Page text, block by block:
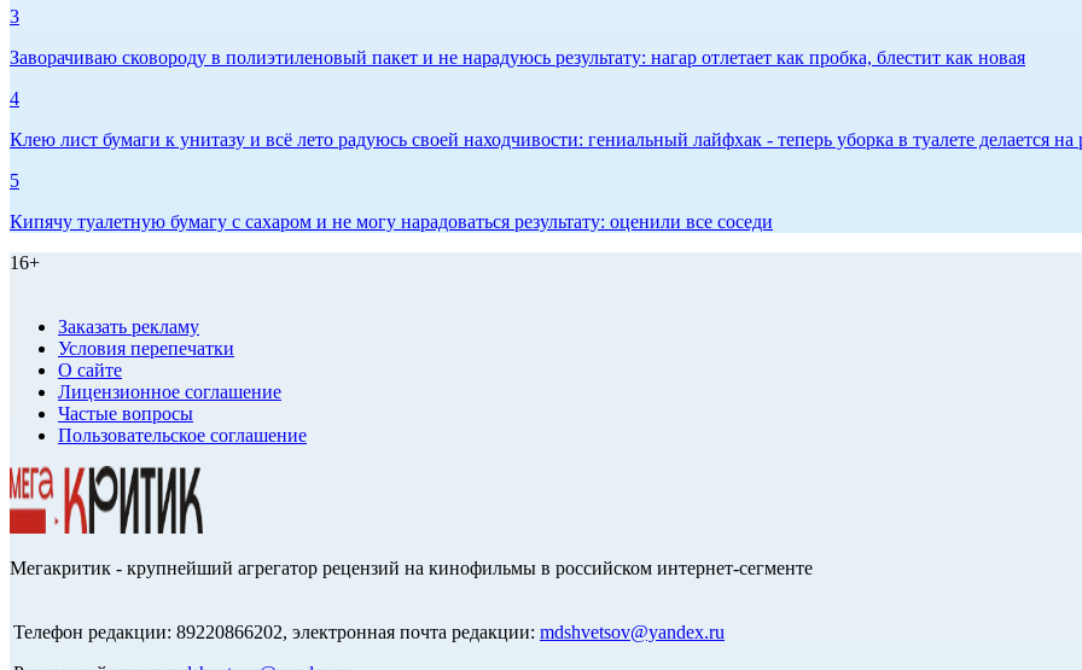
3
Заворачиваю сковороду в полиэтиленовый пакет и не нарадуюсь результату: нагар отлетает как пробка, блестит как новая
4
Клею лист бумаги к унитазу и всё лето радуюсь своей находчивости: гениальный лайфхак - теперь уборка в туалете делается на
5
Кипячу туалетную бумагу с сахаром и не могу нарадоваться результату: оценили все соседи
16+
Заказать рекламу
Условия перепечатки
О сайте
Лицензионное соглашение
Частые вопросы
Пользовательское соглашение
Мегакритик - крупнейший агрегатор рецензий на кинофильмы в российском интернет-сегменте
Телефон редакции: 89220866202, электронная почта редакции: mdshvetsov@yandex.ru